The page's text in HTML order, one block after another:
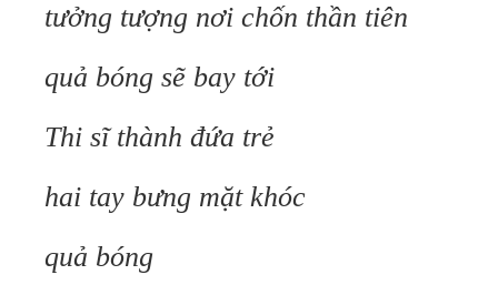
tưởng tượng nơi chốn thần tiên
quả bóng sẽ bay tới
Thi sĩ thành đứa trẻ
hai tay bưng mặt khóc
quả bóng